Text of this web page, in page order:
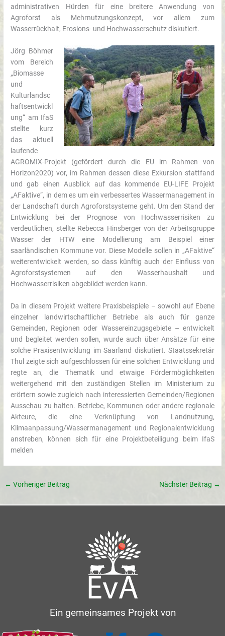
administrativen Hürden für eine breitere Anwendung von
Agroforst als Mehrnutzungskonzept, vor allem zum
Wasserrückhalt, Erosions- und Hochwasserschutz diskutiert.
Jörg Böhmer
vom Bereich
„Biomasse
und
Kulturlandsc
haftsentwickl
ung“ am IfaS
stellte kurz
das aktuell
laufende
AGROMIX-Projekt (gefördert durch die EU im Rahmen von
Horizon2020) vor, im Rahmen dessen diese Exkursion stattfand
und gab einen Ausblick auf das kommende EU-LIFE Projekt
„AFaktive“, in dem es um ein verbessertes Wassermanagement in
der Landschaft durch Agroforstsysteme geht. Um den Stand der
Entwicklung bei der Prognose von Hochwasserrisiken zu
verdeutlichen, stellte Rebecca Hinsberger von der Arbeitsgruppe
Wasser der HTW eine Modellierung am Beispiel einer
saarländischen Kommune vor. Diese Modelle sollen in „AFaktive“
weiterentwickelt werden, so dass künftig auch der Einfluss von
Agroforstsystemen auf den Wasserhaushalt und
Hochwasserrisiken abgebildet werden kann.
Da in diesem Projekt weitere Praxisbeispiele – sowohl auf Ebene
einzelner landwirtschaftlicher Betriebe als auch für ganze
Gemeinden, Regionen oder Wassereinzugsgebiete – entwickelt
und begleitet werden sollen, wurde auch über Ansätze für eine
solche Praxisentwicklung im Saarland diskutiert. Staatssekretär
Thul zeigte sich aufgeschlossen für eine solchen Entwicklung und
regte an, die Thematik und etwaige Fördermöglichkeiten
weitergehend mit den zuständigen Stellen im Ministerium zu
erörtern sowie zugleich nach interessierten Gemeinden/Regionen
Ausschau zu halten. Betriebe, Kommunen oder andere regionale
Akteure, die eine Verknüpfung von Landnutzung,
Klimaanpassung/Wassermanagement und Regionalentwicklung
anstreben, können sich für eine Projektbeteiligung beim IfaS
melden
← Vorheriger Beitrag Nächster Beitrag →
Ein gemeinsames Projekt von